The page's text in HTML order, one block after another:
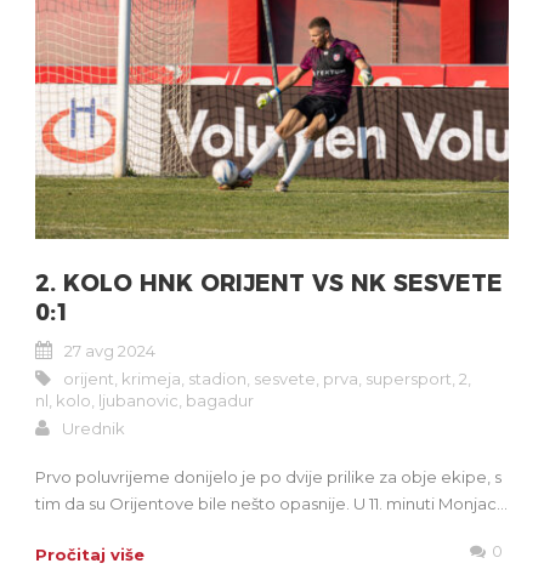
2. KOLO HNK ORIJENT VS NK SESVETE
0:1
27 avg 2024
orijent krimeja stadion sesvete prva supersport 2
nl kolo ljubanovic bagadur
Urednik
Prvo poluvrijeme donijelo je po dvije prilike za obje ekipe, s
tim da su Orijentove bile nešto opasnije. U 11. minuti Monjac...
Pročitaj više 0